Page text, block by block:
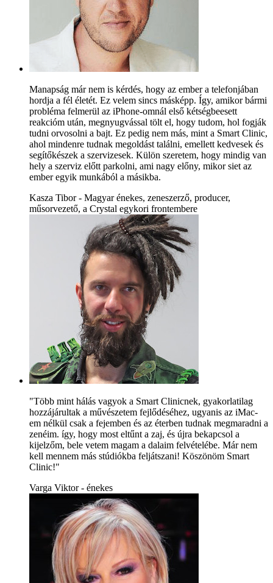
Manapság már nem is kérdés, hogy az ember a telefonjában
hordja a fél életét. Ez velem sincs másképp. Így, amikor bármi
probléma felmerül az iPhone-omnál első kétségbeesett
reakcióm után, megnyugvással tölt el, hogy tudom, hol fogják
tudni orvosolni a bajt. Ez pedig nem más, mint a Smart Clinic,
ahol mindenre tudnak megoldást találni, emellett kedvesek és
segítőkészek a szervizesek. Külön szeretem, hogy mindig van
hely a szerviz előtt parkolni, ami nagy előny, mikor siet az
ember egyik munkából a másikba.
Kasza Tibor - Magyar énekes, zeneszerző, producer,
műsorvezető, a Crystal egykori frontembere
"Több mint hálás vagyok a Smart Clinicnek, gyakorlatilag
hozzájárultak a művészetem fejlődéséhez, ugyanis az iMac-
em nélkül csak a fejemben és az éterben tudnak megmaradni a
zenéim. így, hogy most eltűnt a zaj, és újra bekapcsol a
kijelzőm, bele vetem magam a dalaim felvételébe. Már nem
kell mennem más stúdiókba feljátszani! Köszönöm Smart
Clinic!"
Varga Viktor - énekes